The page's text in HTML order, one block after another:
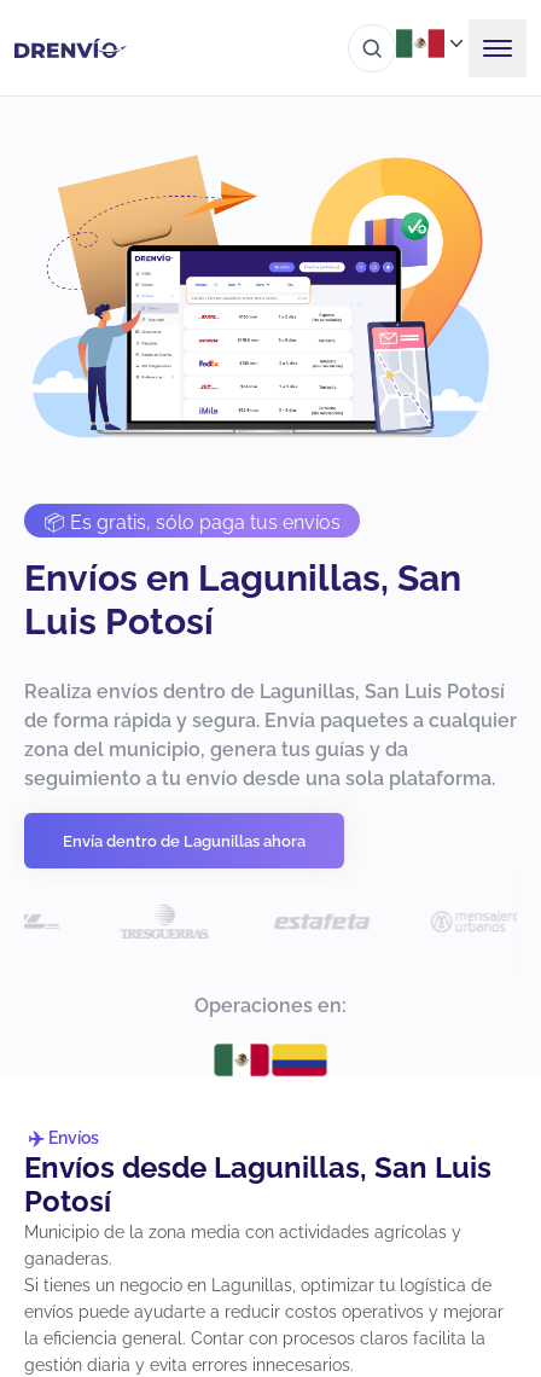
📦 Es gratis, sólo paga tus envíos
Envíos en Lagunillas, San
Luis Potosí
Realiza envíos dentro de Lagunillas, San Luis Potosí
de forma rápida y segura. Envía paquetes a cualquier
zona del municipio, genera tus guías y da
seguimiento a tu envío desde una sola plataforma.
Envía dentro de Lagunillas ahora
Operaciones en:
Envíos
Envíos desde Lagunillas, San Luis
Potosí
Municipio de la zona media con actividades agrícolas y
ganaderas.
Si tienes un negocio en Lagunillas, optimizar tu logística de
envíos puede ayudarte a reducir costos operativos y mejorar
la eficiencia general. Contar con procesos claros facilita la
gestión diaria y evita errores innecesarios.